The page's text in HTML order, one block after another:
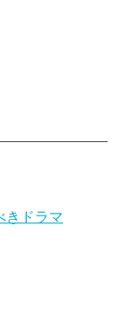
きドラマ